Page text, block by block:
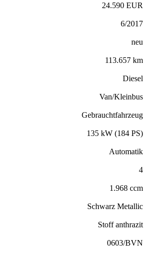
24.590 EUR
6/2017
neu
113.657 km
Diesel
Van/Kleinbus
Gebrauchtfahrzeug
135 kW (184 PS)
Automatik
4
1.968 ccm
Schwarz Metallic
Stoff anthrazit
0603/BVN